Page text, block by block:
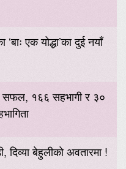
एक योद्धा’का दुई नयाँ
१६६ सहभागी र ३०
दिव्या बेहुलीको अवतारमा !